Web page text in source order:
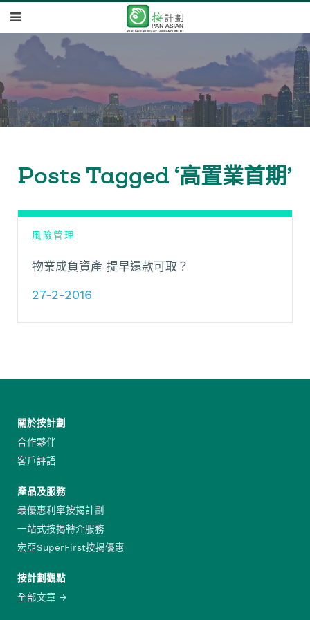
Posts Tagged ‘高置業首期’
風險管理
物業成負資產 提早還款可取？
27-2-2016
關於按計劃
合作夥伴
客戶評語
產品及服務
最優惠利率按揭計劃
一站式按揭轉介服務
宏亞SuperFirst按揭優惠
按計劃觀點
全部文章